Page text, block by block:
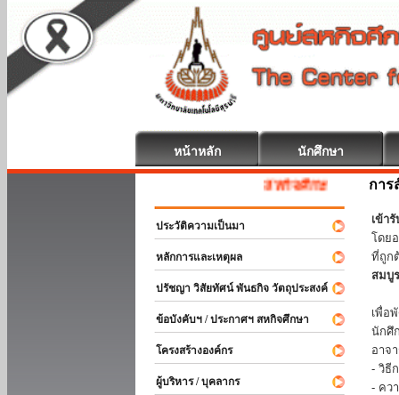
หน้าหลัก นักศึกษา
สหกิจศึกษา ยินดีต้อนรับ
ประวัติความเป็นมา
หลักการและเหตุผล
ปรัชญา วิสัยทัศน์ พันธกิจ วัตถุประสงค์
ข้อบังคับฯ / ประกาศฯ สหกิจศึกษา
โครงสร้างองค์กร
ผู้บริหาร / บุคลากร
การ
เข้า
โดย
ที่ถูก
สมบู
เพื่อ
นักศึ
อาจ
- วิธี
- คว